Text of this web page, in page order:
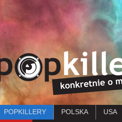
Menu główne
POPKILLERY POLSKA
USA